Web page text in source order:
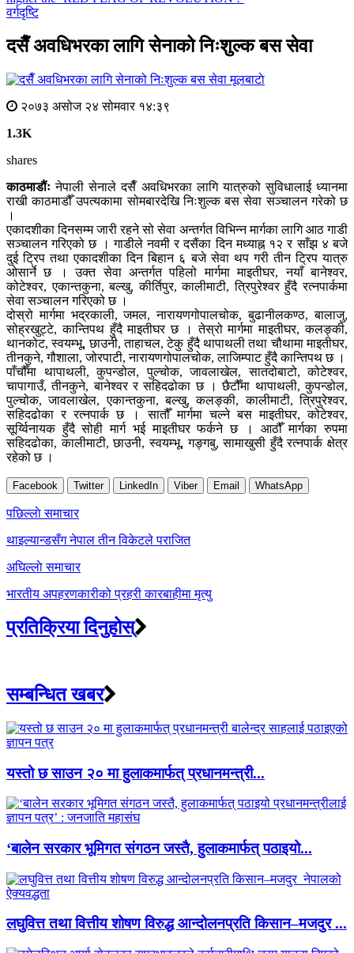
वर्गदृष्टि
दसैँ अवधिभरका लागि सेनाको निःशुल्क बस सेवा
मूलबाटाे
२०७३ असोज २४ सोमवार १४:३९
1.3K
shares
काठमाडौंः नेपाली सेनाले दसैँ अवधिभरका लागि यात्रुको सुविधालाई ध्यानमा
राखी काठमाडौँ उपत्यकामा सोमबारदेखि निःशुल्क बस सेवा सञ्चालन गरेको छ
।
एकादशीका दिनसम्म जारी रहने सो सेवा अन्तर्गत विभिन्न मार्गका लागि आठ गाडी
सञ्चालन गरिएको छ । गाडीले नवमी र दसैंका दिन मध्याह्न १२ र साँझ ४ बजे
दुई ट्रिप तथा एकादशीका दिन बिहान ६ बजे सेवा थप गरी तीन ट्रिप यात्रु
ओसार्ने छ । उक्त सेवा अन्तर्गत पहिलो मार्गमा माइतीघर, नयाँ बानेश्वर,
कोटेश्वर, एकान्तकुना, बल्खु, कीर्तिपुर, कालीमाटी, त्रिपुरेश्वर हुँदै रत्नपार्कमा
सेवा सञ्चालन गरिएको छ ।
दोस्रो मार्गमा भद्रकाली, जमल, नारायणगोपालचोक, बुढानीलकण्ठ, बालाजु,
सोह्रखुट्टे, कान्तिपथ हुँदै माइतीघर छ । तेस्रो मार्गमा माइतीघर, कलङ्की,
थानकोट, स्वयम्भू, छाउनी, ताहाचल, टेकु हुँदै थापाथली तथा चौथामा माइतीघर,
तीनकुने, गौशाला, जोरपाटी, नारायणगोपालचोक, लाजिम्पाट हुँदै कान्तिपथ छ ।
पाँचौँमा थापाथली, कुपन्डोल, पुल्चोक, जावलाखेल, सातदोबाटो, कोटेश्वर,
चापागाउँ, तीनकुने, बानेश्वर र सहिदढोका छ । छैटौँमा थापाथली, कुपन्डोल,
पुल्चोक, जावलाखेल, एकान्तकुना, बल्खु, कलङ्की, कालीमाटी, त्रिपुरेश्वर,
सहिदढोका र रत्नपार्क छ । सातौँ मार्गमा चल्ने बस माइतीघर, कोटेश्वर,
सूर्य्विनायक हुँदै सोही मार्ग भई माइतीघर फर्कने छ । आठौँ मार्गका रुपमा
सहिदढोका, कालीमाटी, छाउनी, स्वयम्भू, गङ्गबु, सामाखुसी हुँदै रत्नपार्क क्षेत्र
रहेको छ ।
Facebook Twitter LinkedIn Viber Email WhatsApp
Post
navigation
पछिल्लाे समाचार
थाइल्यान्डसँग नेपाल तीन विकेटले पराजित
अघिल्लाे समाचार
भारतीय अपहरणकारीको प्रहरी कारबाहीमा मृत्यु
प्रतिक्रिया दिनुहोस्
सम्बन्धित खबर
यस्तो छ साउन २० मा हुलाकमार्फत् प्रधानमन्त्री...
‘बालेन सरकार भूमिगत संगठन जस्तै, हुलाकमार्फत् पठाइयो...
लघुवित्त तथा वित्तीय शोषण विरुद्ध आन्दोलनप्रति किसान–मजदुर ...